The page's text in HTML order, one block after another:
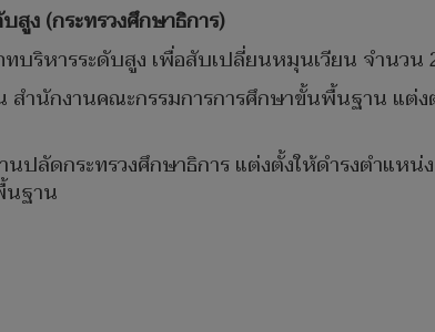
สูง (กระทรวงศึกษาธิการ)
บริหารระดับสูง เพื่อสับเปลี่ยนหมุนเวียน จำนวน
ำนักงานคณะกรรมการการศึกษาขั้นพื้นฐาน แต่ง
ลัดกระทรวงศึกษาธิการ แต่งตั้งให้ดำรงตำแหน่
นฐาน